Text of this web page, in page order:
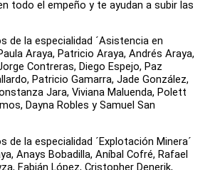
todo el empeño y te ayudan a subir las
de la especialidad ´Asistencia en
Araya, Patricio Araya, Andrés Araya,
Contreras, Diego Espejo, Paz
Patricio Gamarra, Jade González,
Jara, Viviana Maluenda, Polett
Dayna Robles y Samuel San
de la especialidad ´Explotación Minera´
Anays Bobadilla, Aníbal Cofré, Rafael
Fabián López, Cristopher Denerik,